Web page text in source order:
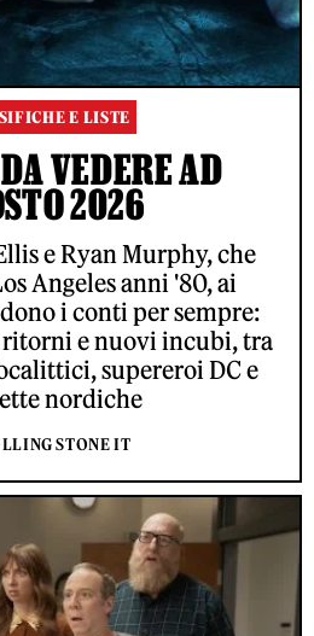
E LISTE
VEDERE AD
2026
e Ryan Murphy, che
Angeles anni '80, ai
i conti per sempre:
e nuovi incubi, tra
supereroi DC e
nordiche
STONE IT